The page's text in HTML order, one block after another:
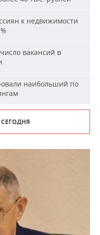
к недвижимости
вакансий в
наибольший по